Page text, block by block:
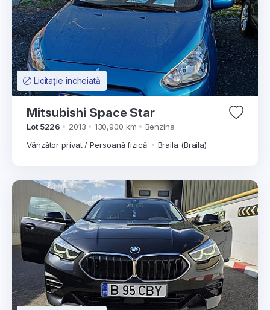
Licitație încheiată
Mitsubishi Space Star
Lot 5226 2013 130,900 km
Benzina
Vânzător privat / Persoană fizică
Braila (Braila)